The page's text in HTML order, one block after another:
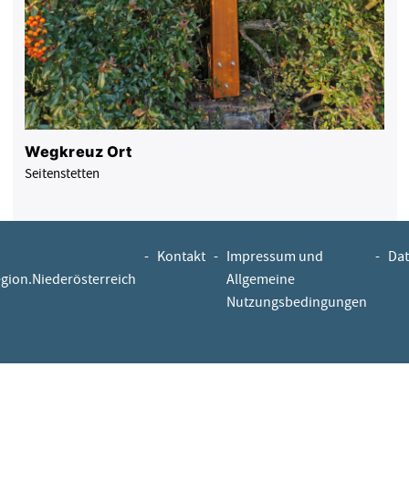
Wegkreuz Ort
Seitenstetten
- Kontakt - Impressum und
Allgemeine
Nutzungsbedingungen
-